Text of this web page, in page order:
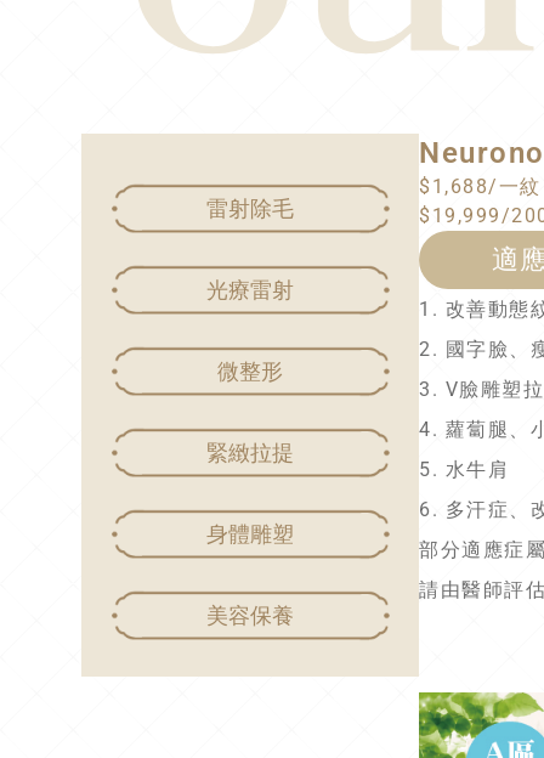
雷射除毛
光療雷射
微整形
緊緻拉提
身體雕塑
美容保養
$1,688/一紋
$19,999/
適
1. 改善動態
2. 國字臉、
3. V臉雕塑
4. 蘿蔔腿、
5. 水牛肩
6. 多汗症、
部分適應症
請由醫師評